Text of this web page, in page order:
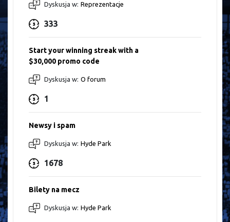
Dyskusja w: Reprezentacje
333
Start your winning streak with a
$30,000 promo code
Dyskusja w: O forum
1
Newsy i spam
Dyskusja w: Hyde Park
1678
Bilety na mecz
Dyskusja w: Hyde Park